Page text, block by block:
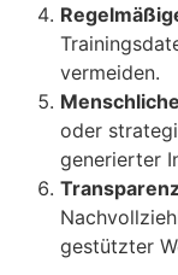
vermeiden.
oder
generierter
gestützter